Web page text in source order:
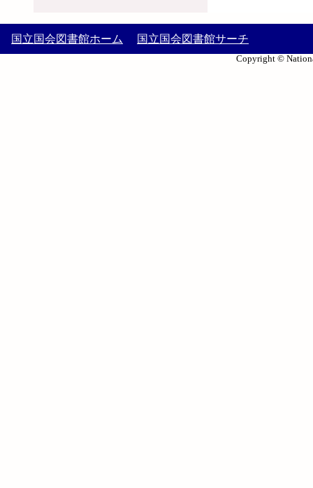
国立国会図書館ホーム 国立国会図書館サーチ
Copyright ©